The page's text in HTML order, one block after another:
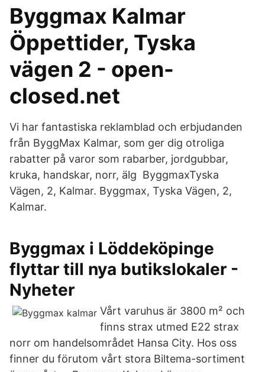
Byggmax Kalmar
Öppettider, Tyska
vägen 2 - open-
closed.net
Vi har fantastiska reklamblad och erbjudanden
från ByggMax Kalmar, som ger dig otroliga
rabatter på varor som rabarber, jordgubbar,
kruka, handskar, norr, älg ByggmaxTyska
Vägen, 2, Kalmar. Byggmax, Tyska Vägen, 2,
Kalmar.
Byggmax i Löddeköpinge
flyttar till nya butikslokaler -
Nyheter
Vårt varuhus är 3800 m² och
finns strax utmed E22 strax
norr om handelsområdet Hansa City. Hos oss
finner du förutom vårt stora Biltema-sortiment